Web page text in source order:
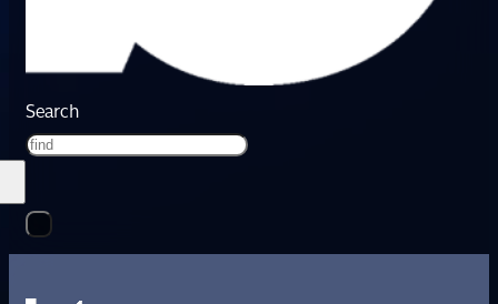
Search